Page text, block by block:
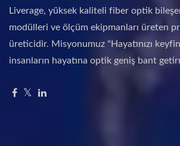
Liverage, yüksek kaliteli fiber optik
modülleri ve ölçüm ekipmanları üreten
üreticidir. Misyonumuz "Hayatınızı
insanların hayatına optik geniş bant